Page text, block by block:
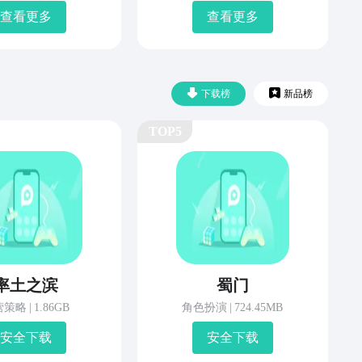
查看更多 查看更多
下载榜 新品榜
土之滨
策略 1.86GB
安 全 下 载
蜀门
角色扮演 724.45MB
安 全 下 载